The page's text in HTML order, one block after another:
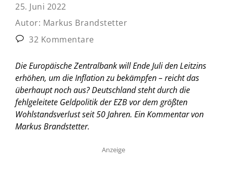
25. Juni 2022
Autor: Markus Brandstetter
32 Kommentare
Die Europäische Zentralbank will Ende Juli den Leitzins
erhöhen, um die Inflation zu bekämpfen – reicht das
überhaupt noch aus? Deutschland steht durch die
fehlgeleitete Geldpolitik der EZB vor dem größten
Wohlstandsverlust seit 50 Jahren. Ein Kommentar von
Markus Brandstetter.
Anzeige